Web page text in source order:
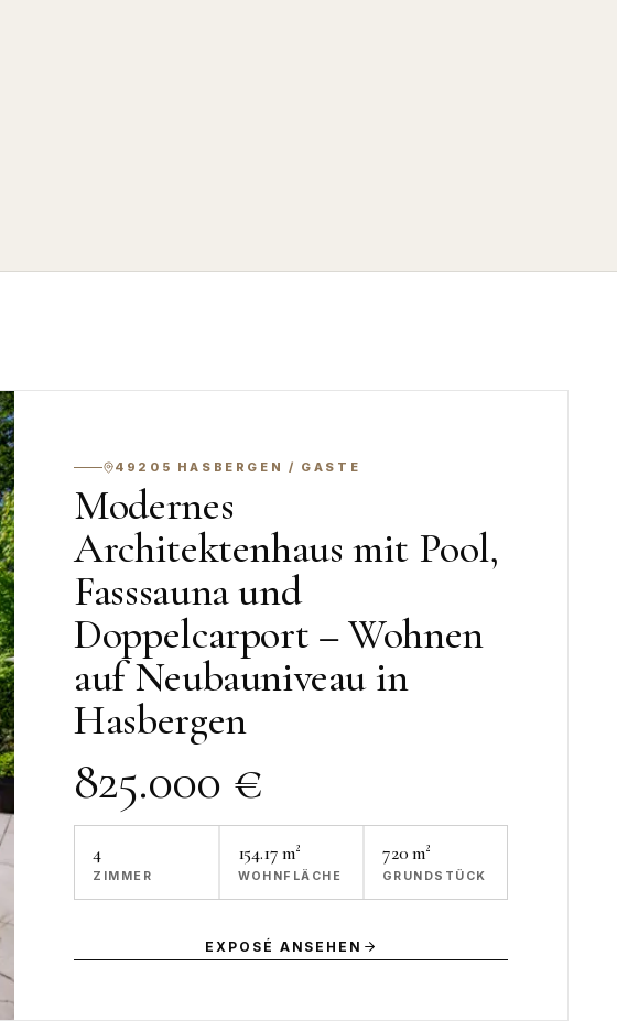
49205 HASBERGEN / GASTE
Modernes
Architektenhaus mit Pool,
Fasssauna und
Doppelcarport – Wohnen
auf Neubauniveau in
Hasbergen
825.000 €
4
ZIMMER
154.17 m²
WOHNFLÄCHE
720m²
GRUNDSTÜCK
EXPOSÉ ANSEHEN